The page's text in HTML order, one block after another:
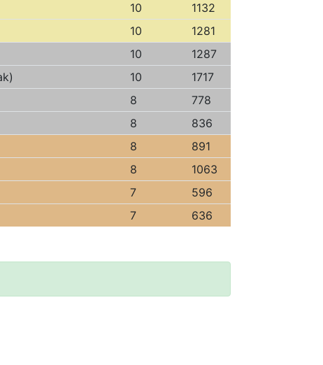
10
1132
10
1281
10
1287
10
1717
8
778
8
836
8
891
8
1063
7
596
7 636